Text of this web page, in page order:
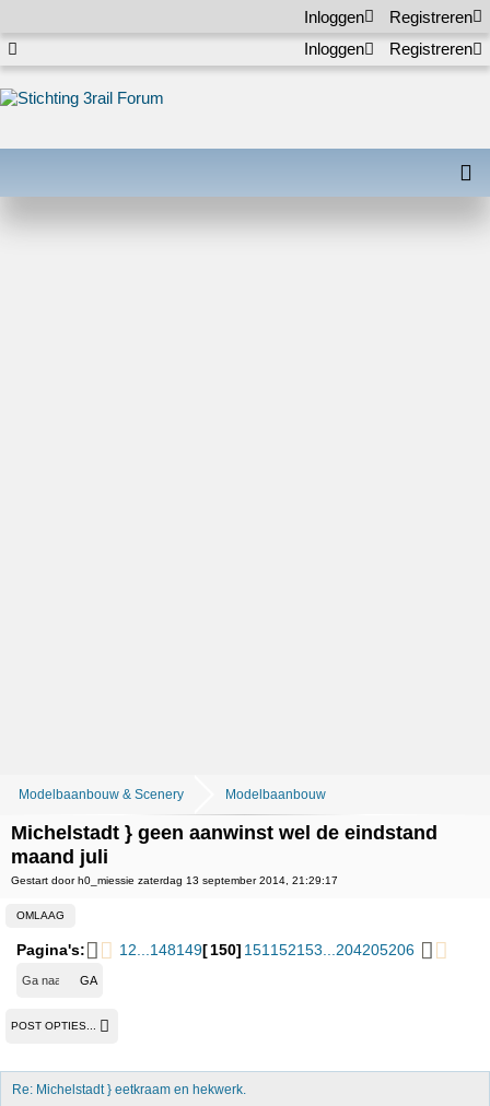
Inloggen
Registreren
Inloggen
Registreren
Modelbaanbouw & Scenery Modelbaanbouw
Michelstadt } geen aanwinst wel de eindstand
maand juli
Gestart door h0_miessie zaterdag 13 september 2014, 21:29:17
OMLAAG
Pagina's: 12...148149 150 151152153...204205206
POST OPTIES...
Re: Michelstadt } eetkraam en hekwerk.